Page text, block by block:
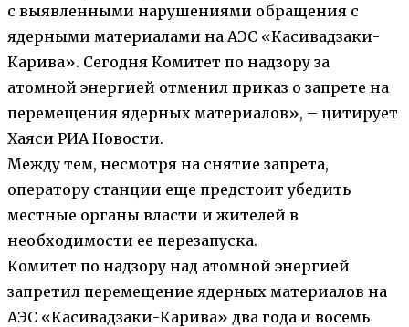
с выявленными нарушениями обращения с
ядерными материалами на АЭС «Касивадзаки-
Карива». Сегодня Комитет по надзору за
атомной энергией отменил приказ о запрете на
перемещения ядерных материалов», – цитирует
Хаяси РИА Новости.
Между тем, несмотря на снятие запрета,
оператору станции еще предстоит убедить
местные органы власти и жителей в
необходимости ее перезапуска.
Комитет по надзору над атомной энергией
запретил перемещение ядерных материалов на
АЭС «Касивадзаки-Карива» два года и восемь